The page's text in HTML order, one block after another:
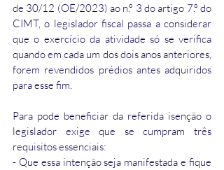
de 30/12 (OE/2023) ao n.º 3 do artigo 7.º do
CIMT, o legislador fiscal passa a considerar
que o exercício da atividade só se verifica
quando em cada um dos dois anos anteriores,
forem revendidos prédios antes adquiridos
para esse fim.
Para pode beneficiar da referida isenção o
legislador exige que se cumpram três
requisitos essenciais:
- Que essa intenção seja manifestada e fique